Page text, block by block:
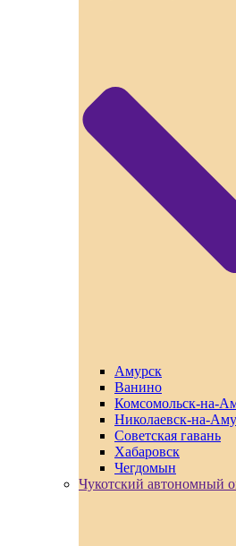
Амурск
Ванино
Комсомольск-на-
Николаевск-на-
Советская гавань
Хабаровск
Чегдомын
Чукотский автономный